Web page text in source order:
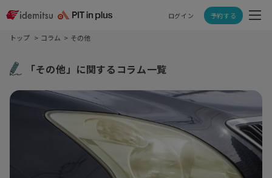
ログイン 予約する
トップ コラム その他
「その他」に関するコラム一覧